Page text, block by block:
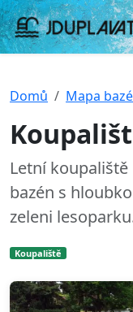
Domů Mapa
Letní koupaliště
bazén s
zeleni
Koupaliště